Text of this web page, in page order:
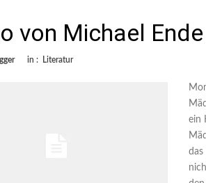
von Michael Ende
in : Literatur
ein
das